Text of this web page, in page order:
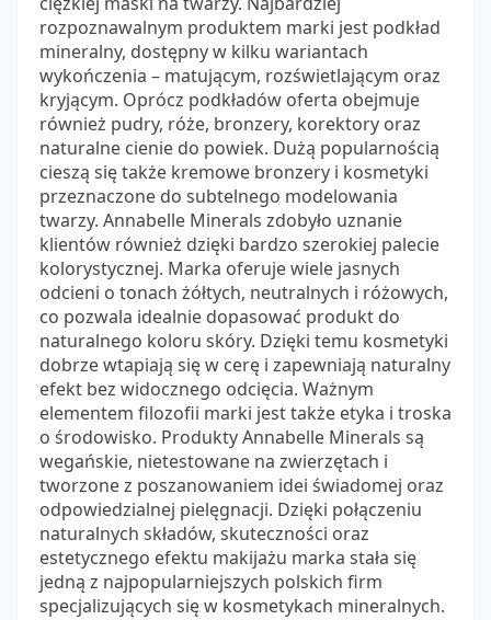
rozpoznawalnym produktem marki jest podkład
mineralny, dostępny w kilku wariantach
wykończenia – matującym, rozświetlającym oraz
kryjącym. Oprócz podkładów oferta obejmuje
również pudry, róże, bronzery, korektory oraz
naturalne cienie do powiek. Dużą popularnością
cieszą się także kremowe bronzery i kosmetyki
przeznaczone do subtelnego modelowania
twarzy. Annabelle Minerals zdobyło uznanie
klientów również dzięki bardzo szerokiej palecie
kolorystycznej. Marka oferuje wiele jasnych
odcieni o tonach żółtych, neutralnych i różowych,
co pozwala idealnie dopasować produkt do
naturalnego koloru skóry. Dzięki temu kosmetyki
dobrze wtapiają się w cerę i zapewniają naturalny
efekt bez widocznego odcięcia. Ważnym
elementem filozofii marki jest także etyka i troska
o środowisko. Produkty Annabelle Minerals są
wegańskie, nietestowane na zwierzętach i
tworzone z poszanowaniem idei świadomej oraz
odpowiedzialnej pielęgnacji. Dzięki połączeniu
naturalnych składów, skuteczności oraz
estetycznego efektu makijażu marka stała się
jedną z najpopularniejszych polskich firm
specjalizujących się w kosmetykach mineralnych.